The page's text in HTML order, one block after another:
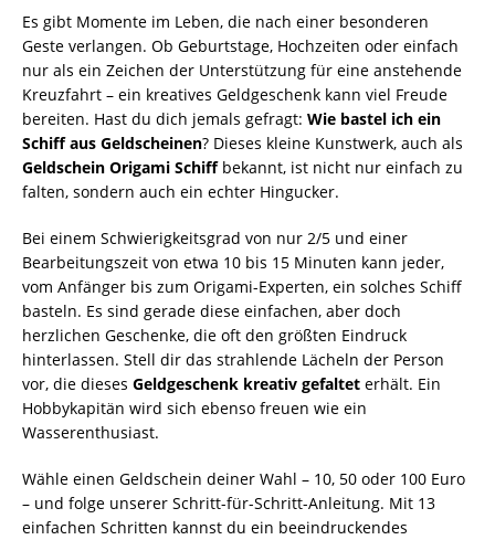
Es gibt Momente im Leben, die nach einer besonderen
Geste verlangen. Ob Geburtstage, Hochzeiten oder einfach
nur als ein Zeichen der Unterstützung für eine anstehende
Kreuzfahrt – ein kreatives Geldgeschenk kann viel Freude
bereiten. Hast du dich jemals gefragt: Wie bastel ich ein
Schiff aus Geldscheinen? Dieses kleine Kunstwerk, auch als
Geldschein Origami Schiffbekannt, ist nicht nur einfach zu
falten, sondern auch ein echter Hingucker.
Bei einem Schwierigkeitsgrad von nur 2/5 und einer
Bearbeitungszeit von etwa 10 bis 15 Minuten kann jeder,
vom Anfänger bis zum Origami-Experten, ein solches Schiff
basteln. Es sind gerade diese einfachen, aber doch
herzlichen Geschenke, die oft den größten Eindruck
hinterlassen. Stell dir das strahlende Lächeln der Person
vor, die dieses Geldgeschenk kreativ gefaltet erhält. Ein
Hobbykapitän wird sich ebenso freuen wie ein
Wasserenthusiast.
Wähle einen Geldschein deiner Wahl – 10, 50 oder 100 Euro
– und folge unserer Schritt-für-Schritt-Anleitung. Mit 13
einfachen Schritten kannst du ein beeindruckendes